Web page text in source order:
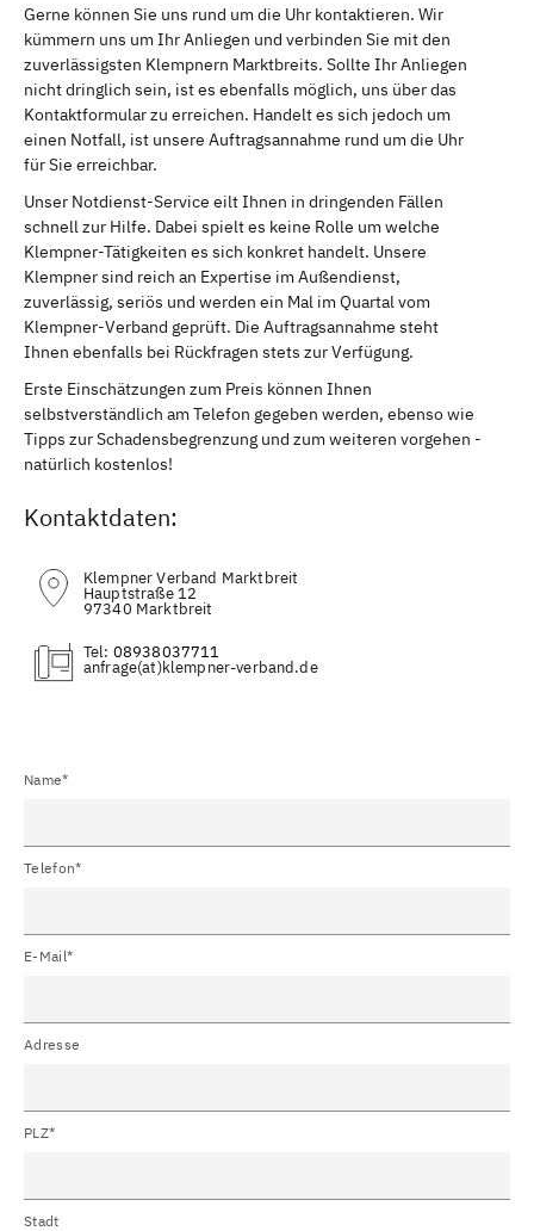
Gerne können Sie uns rund um die Uhr kontaktieren. Wir
kümmern uns um Ihr Anliegen und verbinden Sie mit den
zuverlässigsten Klempnern Marktbreits. Sollte Ihr Anliegen
nicht dringlich sein, ist es ebenfalls möglich, uns über das
Kontaktformular zu erreichen. Handelt es sich jedoch um
einen Notfall, ist unsere Auftragsannahme rund um die Uhr
für Sie erreichbar.
Unser Notdienst-Service eilt Ihnen in dringenden Fällen
schnell zur Hilfe. Dabei spielt es keine Rolle um welche
Klempner-Tätigkeiten es sich konkret handelt. Unsere
Klempner sind reich an Expertise im Außendienst,
zuverlässig, seriös und werden ein Mal im Quartal vom
Klempner-Verband geprüft. Die Auftragsannahme steht
Ihnen ebenfalls bei Rückfragen stets zur Verfügung.
Erste Einschätzungen zum Preis können Ihnen
selbstverständlich am Telefon gegeben werden, ebenso wie
Tipps zur Schadensbegrenzung und zum weiteren vorgehen -
natürlich kostenlos!
Kontaktdaten:
Klempner Verband Marktbreit
Hauptstraße 12
97340 Marktbreit
Tel: 08938037711
(at)
Name*
Telefon*
E-Mail*
Adresse
PLZ*
Stadt